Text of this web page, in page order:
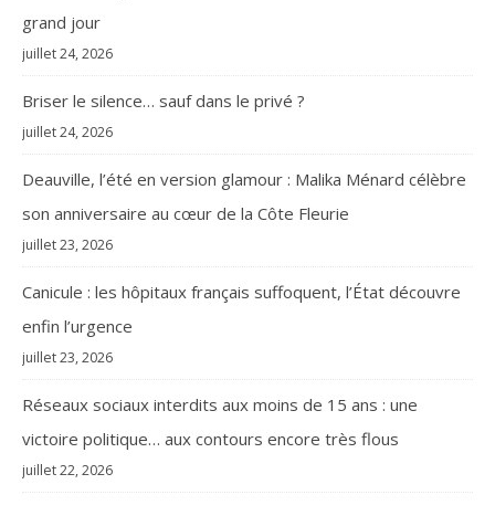
grand jour
juillet 24, 2026
Briser le silence… sauf dans le privé ?
juillet 24, 2026
Deauville, l’été en version glamour : Malika Ménard célèbre
son anniversaire au cœur de la Côte Fleurie
juillet 23, 2026
Canicule : les hôpitaux français suffoquent, l’État découvre
enfin l’urgence
juillet 23, 2026
Réseaux sociaux interdits aux moins de 15 ans : une
victoire politique… aux contours encore très flous
juillet 22, 2026